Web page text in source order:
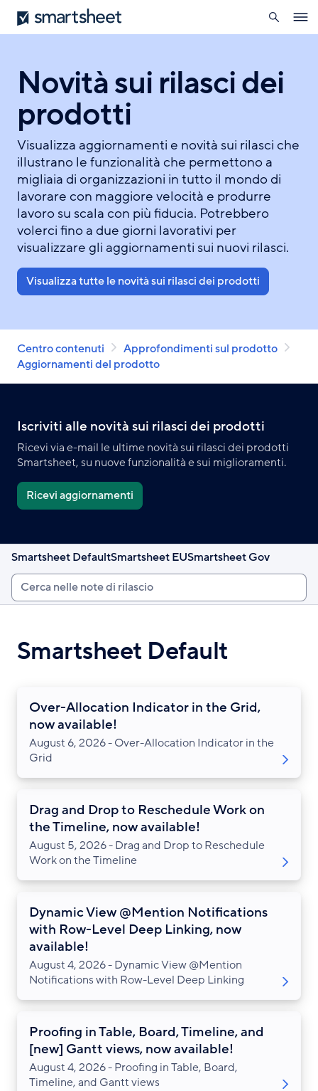
Salta
al
Smartsheet
ricerca
Novità sui rilasci dei
prodotti
Visualizza aggiornamenti e novità sui rilasci che
illustrano le funzionalità che permettono a
migliaia di organizzazioni in tutto il mondo di
lavorare con maggiore velocità e produrre
lavoro su scala con più fiducia. Potrebbero
volerci fino a due giorni lavorativi per
visualizzare gli aggiornamenti sui nuovi rilasci.
Visualizza tutte le novità sui rilasci dei prodotti
di
pane
Centro contenuti
Approfondimenti sul prodotto
Aggiornamenti del prodotto
Iscriviti alle novità sui rilasci dei prodotti
Ricevi via e-mail le ultime novità sui rilasci dei prodotti
Smartsheet, su nuove funzionalità e sui miglioramenti.
Ricevi aggiornamenti
Smartsheet DefaultSmartsheet EUSmartsheet Gov
Cerca
Smartsheet Default
Over-Allocation Indicator in the Grid,
now available!
August 6, 2026 - Over-Allocation Indicator in the
Grid
Drag and Drop to Reschedule Work on
the Timeline, now available!
August 5, 2026 - Drag and Drop to Reschedule
Work on the Timeline
Dynamic View @Mention Notifications
with Row-Level Deep Linking, now
available!
August 4, 2026 - Dynamic View @Mention
Notifications with Row-Level Deep Linking
Proofing in Table, Board, Timeline, and
[new] Gantt views, now available!
August 4, 2026 - Proofing in Table, Board,
Timeline, and Gantt views